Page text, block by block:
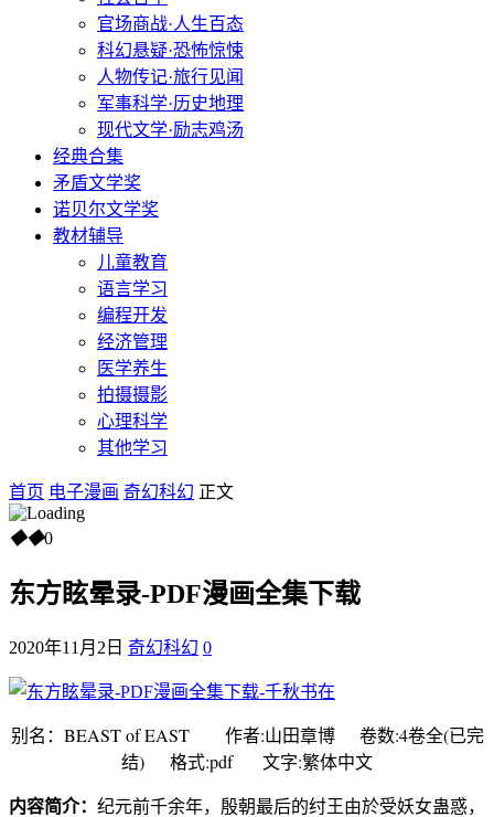
官场商战·人生百态
科幻悬疑·恐怖惊悚
人物传记·旅行见闻
军事科学·历史地理
现代文学·励志鸡汤
经典合集
矛盾文学奖
诺贝尔文学奖
教材辅导
儿童教育
语言学习
编程开发
经济管理
医学养生
拍摄摄影
心理科学
其他学习
首页 电子漫画 奇幻科幻 正文
◆◆0
东方眩晕录-PDF漫画全集下载
2020年11月2日 奇幻科幻 0
别名：BEAST of EAST 作者:山田章博 卷数:4卷全(已完
结) 格式:pdf 文字:繁体中文
内容简介： 纪元前千余年，殷朝最后的纣王由於受妖女蛊惑，